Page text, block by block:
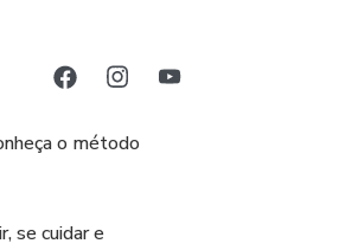
o método
se cuidar e